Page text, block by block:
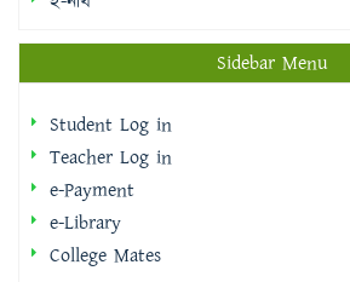
Sidebar Menu
Student Log in
Teacher Log in
e-Payment
e-Library
College Mates